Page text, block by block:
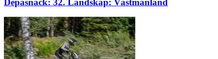
Depåsnack: 32. Landskap: Västmanland